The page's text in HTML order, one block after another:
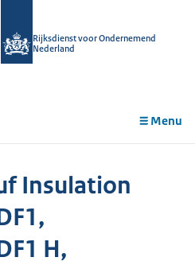
Rijksdienst voor Ondernemend
Nederland
Menu
Insulation
H,